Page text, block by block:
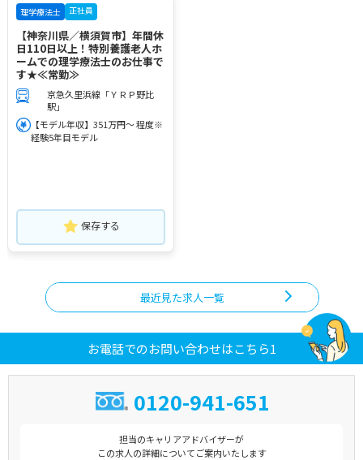
理学療法士 正社員
【神奈川県／横須賀市】年間休
日110日以上！特別養護老人ホ
ームでの理学療法士のお仕事で
す★≪常勤≫
京急久里浜線「ＹＲＰ野比
駅」
【モデル年収】351万円～ 程度※
経験5年目モデル
保存する
最近見た求人一覧
お電話でのお問い合わせはこちら1
0120-941-651
担当のキャリアアドバイザーが
この求人の詳細についてご案内いたします